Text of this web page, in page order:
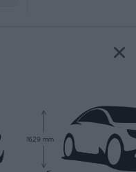
1629 mm